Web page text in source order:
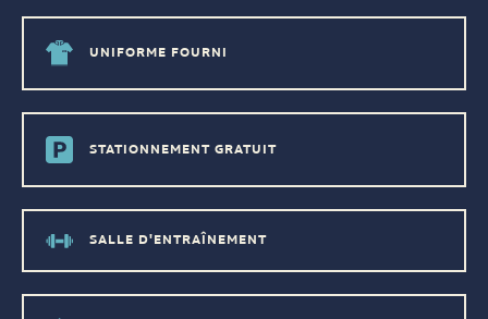
UNIFORME FOURNI
STATIONNEMENT GRATUIT
SALLE D'ENTRAÎNEMENT